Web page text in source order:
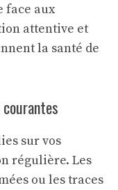
face aux
attentive et
la santé de
sur vos
régulière. Les
ou les traces